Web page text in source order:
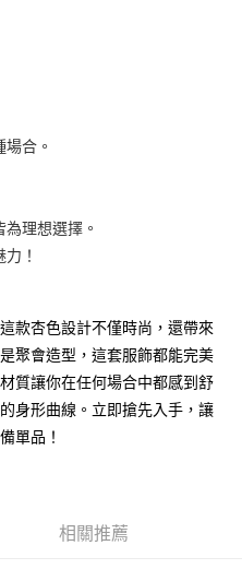
用戶可立即使用無須另外申請。
成立後會自動跳轉到大哥付的交易
數、繳款截止日，確認付款後即完
依後續交易確認頁面所載為準。
或遇審核未通過，訂單將自動取
商條碼／台灣大直營門市／銀行轉
繳費。
款」的支付方式。 讓您購物簡單
需儲值。
可結帳。
即可完成結帳。
運費
合。
理想選擇。
！
款杏色設計不僅時尚，還帶來
聚會造型，這套服飾都能完美
質讓你在任何場合中都感到舒
身形曲線。立即搶先入手，讓
單品！
相關推薦